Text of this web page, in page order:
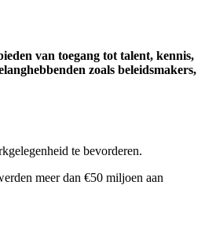
van toegang tot talent, kennis,
zoals beleidsmakers,
te bevorderen.
meer dan €50 miljoen aan